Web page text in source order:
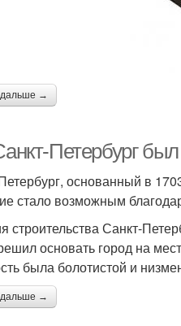
дальше →
Петербург
основанный в
стало возможным
строительства Санкт-
основать город на
была болотистой и
дальше →